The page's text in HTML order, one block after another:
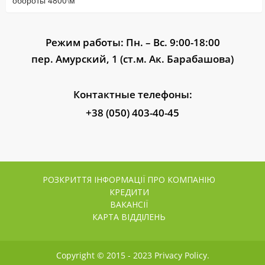
Режим работы: Пн. – Вс. 9:00-18:00
пер. Амурский, 1 (ст.м. Ак. Барабашова)
Контактные телефоны:
+38 (050) 403-40-45
РОЗКРИТТЯ ІНФОРМАЦІЇ ПРО КОМПАНІЮ
КРЕДИТИ
ВАКАНСІЇ
КАРТА ВІДДІЛЕНЬ
Copyright © 2015 - 2023 Privacy Policy.